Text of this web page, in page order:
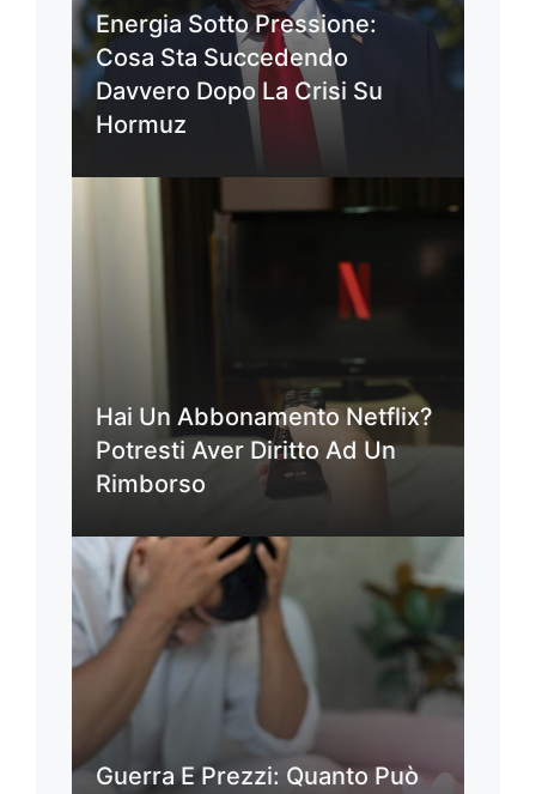
Energia Sotto Pressione:
Cosa Sta Succedendo
Davvero Dopo La Crisi Su
Hormuz
Hai Un Abbonamento Netflix?
Potresti Aver Diritto Ad Un
Rimborso
Guerra E Prezzi: Quanto Può